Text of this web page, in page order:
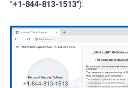
"+1-844-813-1513"):